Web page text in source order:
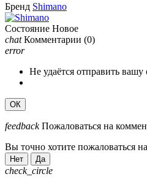
Бренд Shimano
Состояние Новое
chat Комментарии (0)
error
Не удаётся отправить вашу
ОК
feedback Пожаловаться на
Вы точно хотите пожаловаться
Нет Да
check_circle